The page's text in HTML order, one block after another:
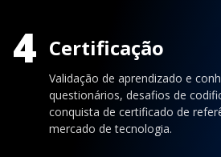
4 Certificação
Validação de aprendizado e
questionários, desafios de
conquista de certificado de
mercado de tecnologia.